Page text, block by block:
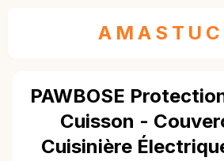
PAWBOSE
Cuisson -
Cuisinière